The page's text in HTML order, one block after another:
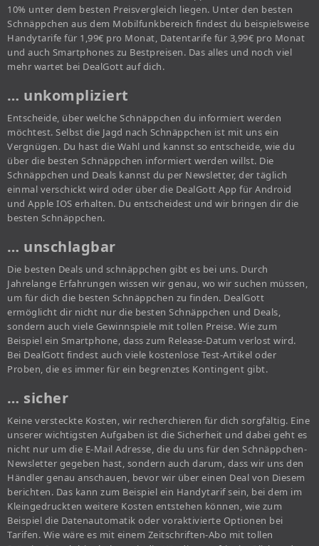
10% unter dem besten Preisvergleich liegen. Unter den besten
Schnäppchen aus dem Mobilfunkbereich findest du beispielsweise
Handytarife für 1,99€ pro Monat, Datentarife für 3,99€ pro Monat
und auch Smartphones zu Bestpreisen. Das alles und noch viel
mehr wartet bei DealGott auf dich.
… unkompliziert
Entscheide, über welche Schnäppchen du informiert werden
möchtest. Selbst die Jagd nach Schnäppchen ist mit uns ein
Vergnügen. Du hast die Wahl und kannst so entscheide, wie du
über die besten Schnäppchen informiert werden willst. Die
Schnäppchen und Deals kannst du per Newsletter, der täglich
einmal verschickt wird oder über die DealGott App für Android
und Apple IOS erhalten. Du entscheidest und wir bringen dir die
besten Schnäppchen.
… unschlagbar
Die besten Deals und schnäppchen gibt es bei uns. Durch
Jahrelange Erfahrungen wissen wir genau, wo wir suchen müssen,
um für dich die besten Schnäppchen zu finden. DealGott
ermöglicht dir nicht nur die besten Schnäppchen und Deals,
sondern auch viele Gewinnspiele mit tollen Preise. Wie zum
Beispiel ein Smartphone, dass zum Release-Datum verlost wird.
Bei DealGott findest auch viele kostenlose Test-Artikel oder
Proben, die es immer für ein begrenztes Kontingent gibt.
… sicher
Keine versteckte Kosten, wir recherchieren für dich sorgfältig. Eine
unserer wichtigsten Aufgaben ist die Sicherheit und dabei geht es
nicht nur um die E-Mail Adresse, die du uns für den Schnäppchen-
Newsletter gegeben hast, sondern auch darum, dass wir uns den
Händler genau anschauen, bevor wir über einen Deal von Diesem
berichten. Das kann zum Beispiel ein Handytarif sein, bei dem im
Kleingedruckten weitere Kosten entstehen können, wie zum
Beispiel die Datenautomatik oder voraktivierte Optionen bei
Tarifen. Wie wäre es mit einem Zeitschriften-Abo mit tollen